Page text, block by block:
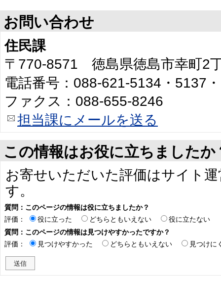
お問い合わせ
住民課
〒770-8571 徳島県徳島市幸町2
電話番号：088-621-5134・5137
ファクス：088-655-8246
担当課にメールを送る
この情報はお役に立ちましたか
お寄せいただいた評価はサイト
す。
質問：このページの情報は役に立ちましたか？
評価：
役に立った どちらともいえない
役に立たない
質問：このページの情報は見つけやすかったですか？
評価：
見つけやすかった どちらともいえない 見つけに